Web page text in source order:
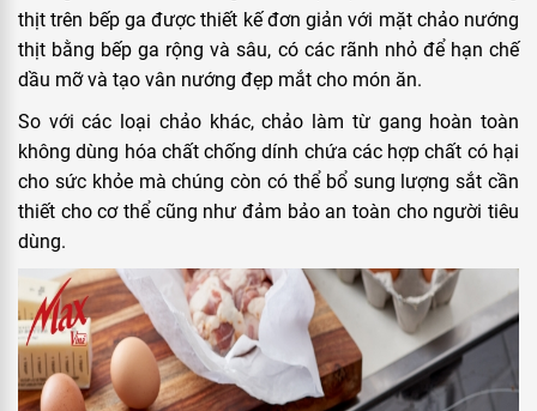
thịt trên bếp ga được thiết kế đơn giản với mặt chảo nướng
thịt bằng bếp ga rộng và sâu, có các rãnh nhỏ để hạn chế
dầu mỡ và tạo vân nướng đẹp mắt cho món ăn.
So với các loại chảo khác, chảo làm từ gang hoàn toàn
không dùng hóa chất chống dính chứa các hợp chất có hại
cho sức khỏe mà chúng còn có thể bổ sung lượng sắt cần
thiết cho cơ thể cũng như đảm bảo an toàn cho người tiêu
dùng.